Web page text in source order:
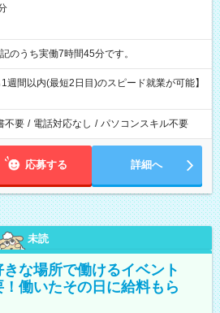
16:15 ※表記のうち実働7時間45分です。
週間以内(最短2日目)のスピード就業が可能】
不要 / 電話対応なし / パソコンスキル不要
応募する 詳細へ
未読
な場所で働けるイベント
働いたその日に給料もら